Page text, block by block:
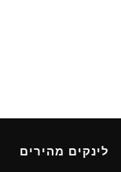
לינקים מהירים